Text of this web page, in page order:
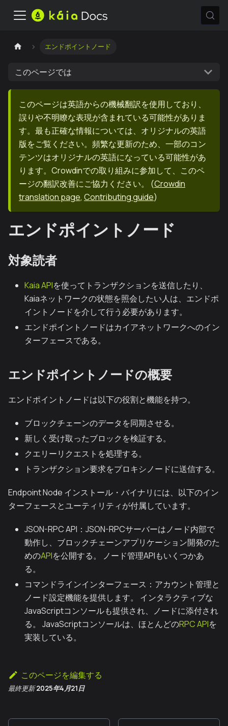
エンドポイントノード
このページでは
このページは英語からの機械翻訳を使用しており、
誤りや不明瞭な表現が含まれている可能性がありま
す。最も正確な情報については、オリジナルの英語
版をご覧ください。頻繁な更新のため、一部のコン
テンツはオリジナルの英語になっている可能性があ
ります。Crowdinでの取り組みに参加して、このペ
ージの翻訳改善にご協力ください。
(Crowdin
translation page, Contributing guide)
エンドポイントノード
対象読者
Kaia APIを使ってトランザクションを送信したり、
Kaiaネットワークの状態を照会したい人は、エンドポ
イントノードを介して行う必要があります。
エンドポイントノードはカイアネットワークへのイン
ターフェースである。
エンドポイントノードの概要
エンドポイントノードは以下の役割と機能を持つ。
ブロックチェーンのデータを同期させる。
新しく受け取ったブロックを検証する。
クエリーリクエストを処理する。
トランザクション要求をプロキシノードに送信する。
Endpoint Node インストール・バイナリには、以下のイン
ターフェースとユーティリティが付属しています。
JSON-RPC API：JSON-RPCサーバーはノード内部で
動作し、ブロックチェーンアプリケーション開発のた
めのAPIを公開する。 ノード管理APIもいくつかあ
る。
コマンドラインインターフェース：アカウント管理と
ノード設定機能を提供します。 インタラクティブな
JavaScriptコンソールも提供され、ノードに添付され
る。 JavaScriptコンソールは、ほとんどのRPC APIを
実装している。
このページを編集する
最終更新 2025年4月21日